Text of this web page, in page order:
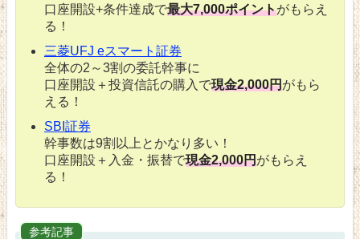
口座開設+条件達成で最大7,000ポイントがもらえ
る！
三菱UFJ eスマート証券
全体の2～3割の委託幹事に
口座開設＋投資信託の購入で現金2,000円がもら
える！
SBI証券
幹事数は9割以上とかなり多い！
口座開設＋入金・振替で現金2,000円がもらえ
る！
参考記事